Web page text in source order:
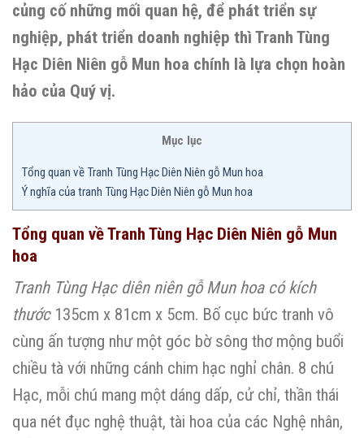
củng cố những mối quan hệ, để phát triển sự
nghiệp, phát triển doanh nghiệp thì Tranh Tùng
Hạc Diên Niên gỗ Mun hoa chính là lựa chọn hoàn
hảo của Quý vị.
Mục lục
Tổng quan về Tranh Tùng Hạc Diên Niên gỗ Mun hoa
Ý nghĩa của tranh Tùng Hạc Diên Niên gỗ Mun hoa
Tổng quan về Tranh Tùng Hạc Diên Niên gỗ Mun
hoa
Tranh Tùng Hạc diên niên gỗ Mun hoa có kích
thước135cm x 81cm x 5cm. Bố cục bức tranh vô
cùng ấn tượng như một góc bờ sông thơ mộng buổi
chiều tà với những cánh chim hạc nghỉ chân. 8 chú
Hạc, mỗi chú mang một dáng dấp, cử chỉ, thần thái
qua nét đục nghệ thuật, tài hoa của các Nghệ nhân,